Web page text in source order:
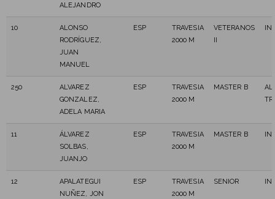
ALEJANDRO
10
ALONSO
RODRÍGUEZ,
JUAN
MANUEL
ESP
TRAVESIA
2000 M
VETERANOS
250
ALVAREZ
GONZALEZ,
ADELA MARIA
ESP
TRAVESIA
2000 M
MASTER B
11
ÁLVAREZ
SOLBAS,
JUANJO
ESP
TRAVESIA
2000 M
MASTER B
12
APALATEGUI
NUÑEZ, JON
ESP
TRAVESIA
2000 M
SENIOR